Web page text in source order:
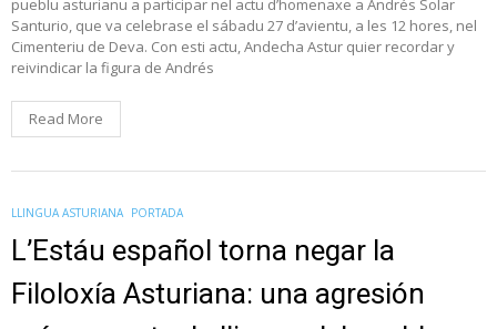
pueblu asturianu a participar nel actu d’homenaxe a Andrés Solar
Santurio, que va celebrase el sábadu 27 d’avientu, a les 12 hores, nel
Cimenteriu de Deva. Con esti actu, Andecha Astur quier recordar y
reivindicar la figura de Andrés
Read More
LLINGUA ASTURIANA PORTADA
L’Estáu español torna negar la
Filoloxía Asturiana: una agresión